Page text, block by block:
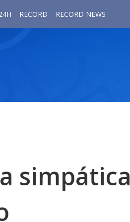
RECORD RECORD NEWS
simpática